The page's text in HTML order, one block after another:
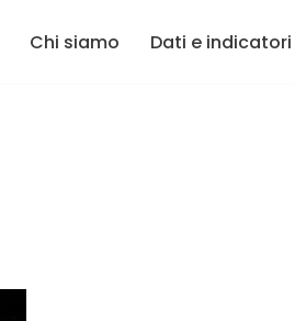
Chi siamo Dati e indicatori